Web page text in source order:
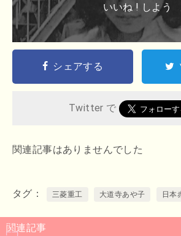
いいね ! しよう
シェアする
Twitter で
関連記事はありませんでした
タグ 三菱重工 大道寺あや子 日本
関連記事